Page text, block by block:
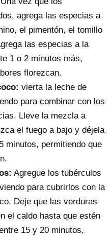
agrega las especias a
el pimentón, el tomillo
las especias a la
1 o 2 minutos más,
florezcan.
vierta la leche de
para combinar con los
Lleve la mezcla a
el fuego a bajo y déjela
minutos, permitiendo que
Agregue los tubérculos
para cubrirlos con la
Deje que las verduras
el caldo hasta que estén
15 y 20 minutos,